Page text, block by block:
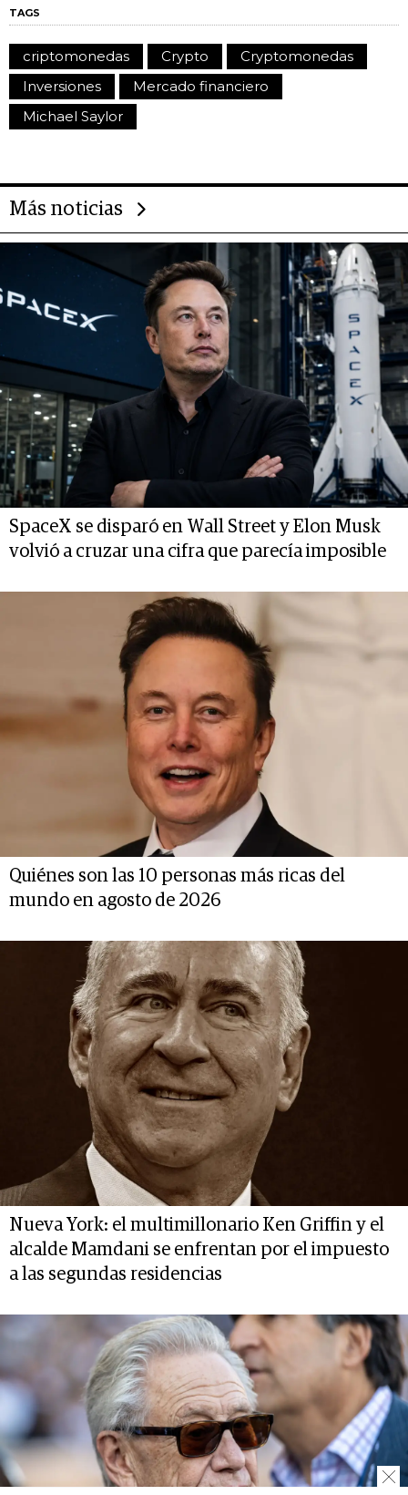
TAGS
criptomonedas Crypto
Cryptomonedas
Inversiones
Mercado financiero
Michael Saylor
Más noticias
SpaceX se disparó en Wall Street y Elon Musk
volvió a cruzar una cifra que parecía imposible
Quiénes son las 10 personas más ricas del
mundo en agosto de 2026
Nueva York: el multimillonario Ken Griffin y el
alcalde Mamdani se enfrentan por el impuesto
a las segundas residencias